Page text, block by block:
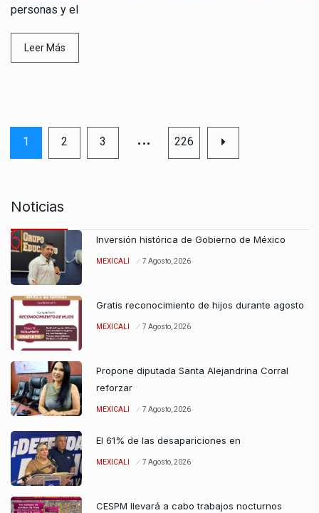
personas y el
Leer Más
1 2 3 … 226
Noticias
Inversión histórica de Gobierno de México
MEXICALI 7 Agosto, 2026
Gratis reconocimiento de hijos durante agosto
MEXICALI 7 Agosto, 2026
Propone diputada Santa Alejandrina Corral
reforzar
MEXICALI 7 Agosto, 2026
El 61% de las desapariciones en
MEXICALI 7 Agosto, 2026
CESPM llevará a cabo trabajos nocturnos